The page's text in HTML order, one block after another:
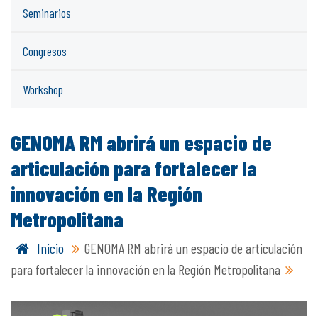
Seminarios
Congresos
Workshop
GENOMA RM abrirá un espacio de
articulación para fortalecer la
innovación en la Región
Metropolitana
Inicio
GENOMA RM abrirá un espacio de articulación
para fortalecer la innovación en la Región Metropolitana